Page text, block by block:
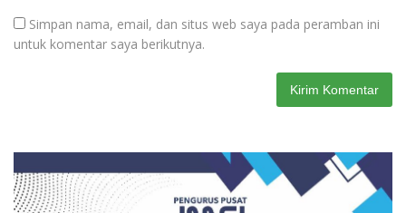
Simpan nama, email, dan situs web saya pada peramban ini
untuk komentar saya berikutnya.